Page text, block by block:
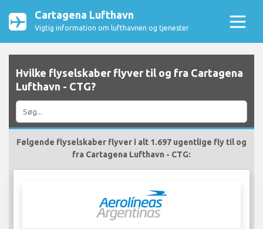
Cartagena Lufthavn
Vigtig information om lufthavnen og tjenester
Hvilke flyselskaber flyver til og fra Cartagena
Lufthavn - CTG?
Følgende flyselskaber flyver i alt 1.697 ugentlige fly til og
fra Cartagena Lufthavn - CTG: